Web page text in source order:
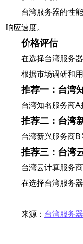
台湾服务器的性
响应速度。
价格评估
在选择台湾服务
根据市场调研和
推荐一：台湾
台湾知名服务商A
推荐二：台湾
台湾新兴服务商B
推荐三：台湾
台湾云计算服务
在选择台湾服务
来源： 台湾服务